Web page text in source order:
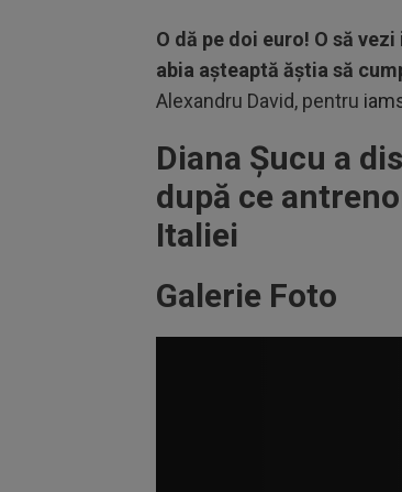
O dă pe doi euro! O să
abia așteaptă ăștia să
Alexandru David, pentru
Diana Șucu a
după ce
Italiei
Galerie Foto